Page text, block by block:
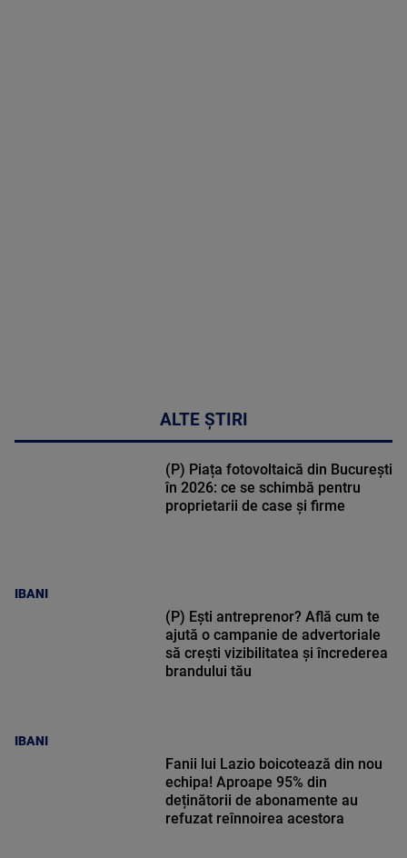
ALTE ȘTIRI
IBANI
(P) Piața fotovoltaică din București
în 2026: ce se schimbă pentru
proprietarii de case și firme
IBANI
(P) Ești antreprenor? Află cum te
ajută o campanie de advertoriale
să crești vizibilitatea și încrederea
brandului tău
Fanii lui Lazio boicotează din nou
echipa! Aproape 95% din
deținătorii de abonamente au
refuzat reînnoirea acestora